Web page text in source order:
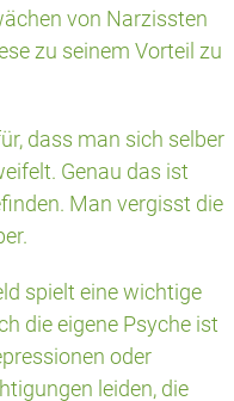
von Narzissten
zu seinem Vorteil zu
dass man sich selber
Genau das ist
Man vergisst die
spielt eine wichtige
die eigene Psyche ist
oder
leiden, die